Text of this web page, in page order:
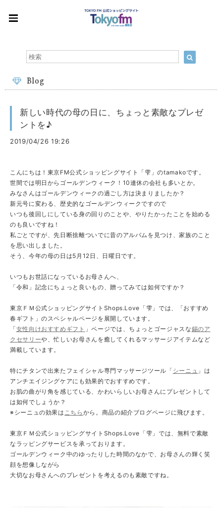
Blog
新しい時代の母の日に、ちょっと素敵なプレゼ
ントを♪
2019/04/26 19:26
こんにちは！東京FM公式ショッピングサイト「雫」のtamakoです。
世間では明日からゴールデンウィーク！10連休の会社も多いとか。
みなさんはゴールデンウィークの過ごし方は決まりましたか？
新元号に変わる、歴史的なゴールデンウィークですので
いつも後回しにしている身の回りのことや、やりたかったことを始める
のも良いですね！
私ごとですが、先日断捨離ついでに昔のアルバムを見つけ、家族のこと
を思い出しました。
そう、今年の母の日は5月12日、日曜日です。
いつもお世話になっているお母さんへ、
「令和」記念にちょっと良いもの、贈ってみては如何ですか？
東京ＦＭ公式ショッピングサイトShops.Love「雫」では、「おすすめ
春ギフト」のスペシャルページを展開しています。
「女性向けおすすめギフト 」ページでは、ちょっとゴージャスな錫のア
クセサリーや、忙しいお母さんを癒してくれるマッサージアイテムなど
満載しています。
特にチタンで出来たフェイシャル専門マッサージツール「 シーニュ 」は
アンチエイジングケアにも効果的でおすすめです。
お肌の曲がり角を感じている、かわいらしいお母さんにプレゼントして
は如何でしょうか？
※シーニュの効果は こちら から。商品の紹介ブログページに飛びます。
東京ＦＭ公式ショッピングサイトShops.Love「雫」では、無料で素敵
なラッピングサービスを承っております。
ゴールデンウィーク中のゆったりした時間のなかで、お母さんの輝く笑
顔を想像しながら
大切なお母さんへのプレゼントを考えるのも素敵ですね。